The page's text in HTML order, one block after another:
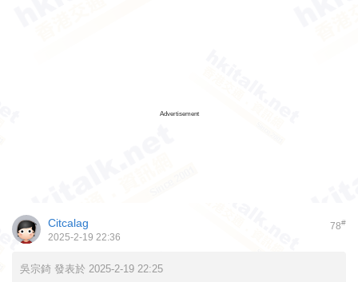
Advertisement
78#
Citcalag
2025-2-19 22:36
吳宗錡 發表於 2025-2-19 22:25